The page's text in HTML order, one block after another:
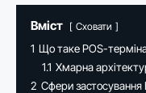
Вміст Сховати
1 Що таке POS-
1.1 Хмарна
2 Сфери застосування